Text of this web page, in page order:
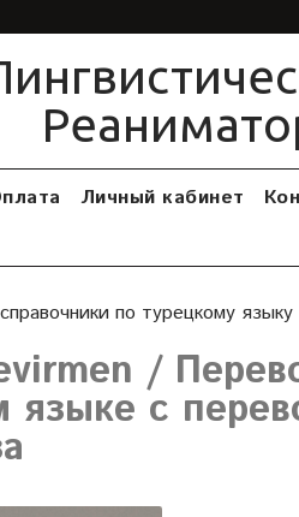
Личный кабинет
по турецкому языку
/
языке с